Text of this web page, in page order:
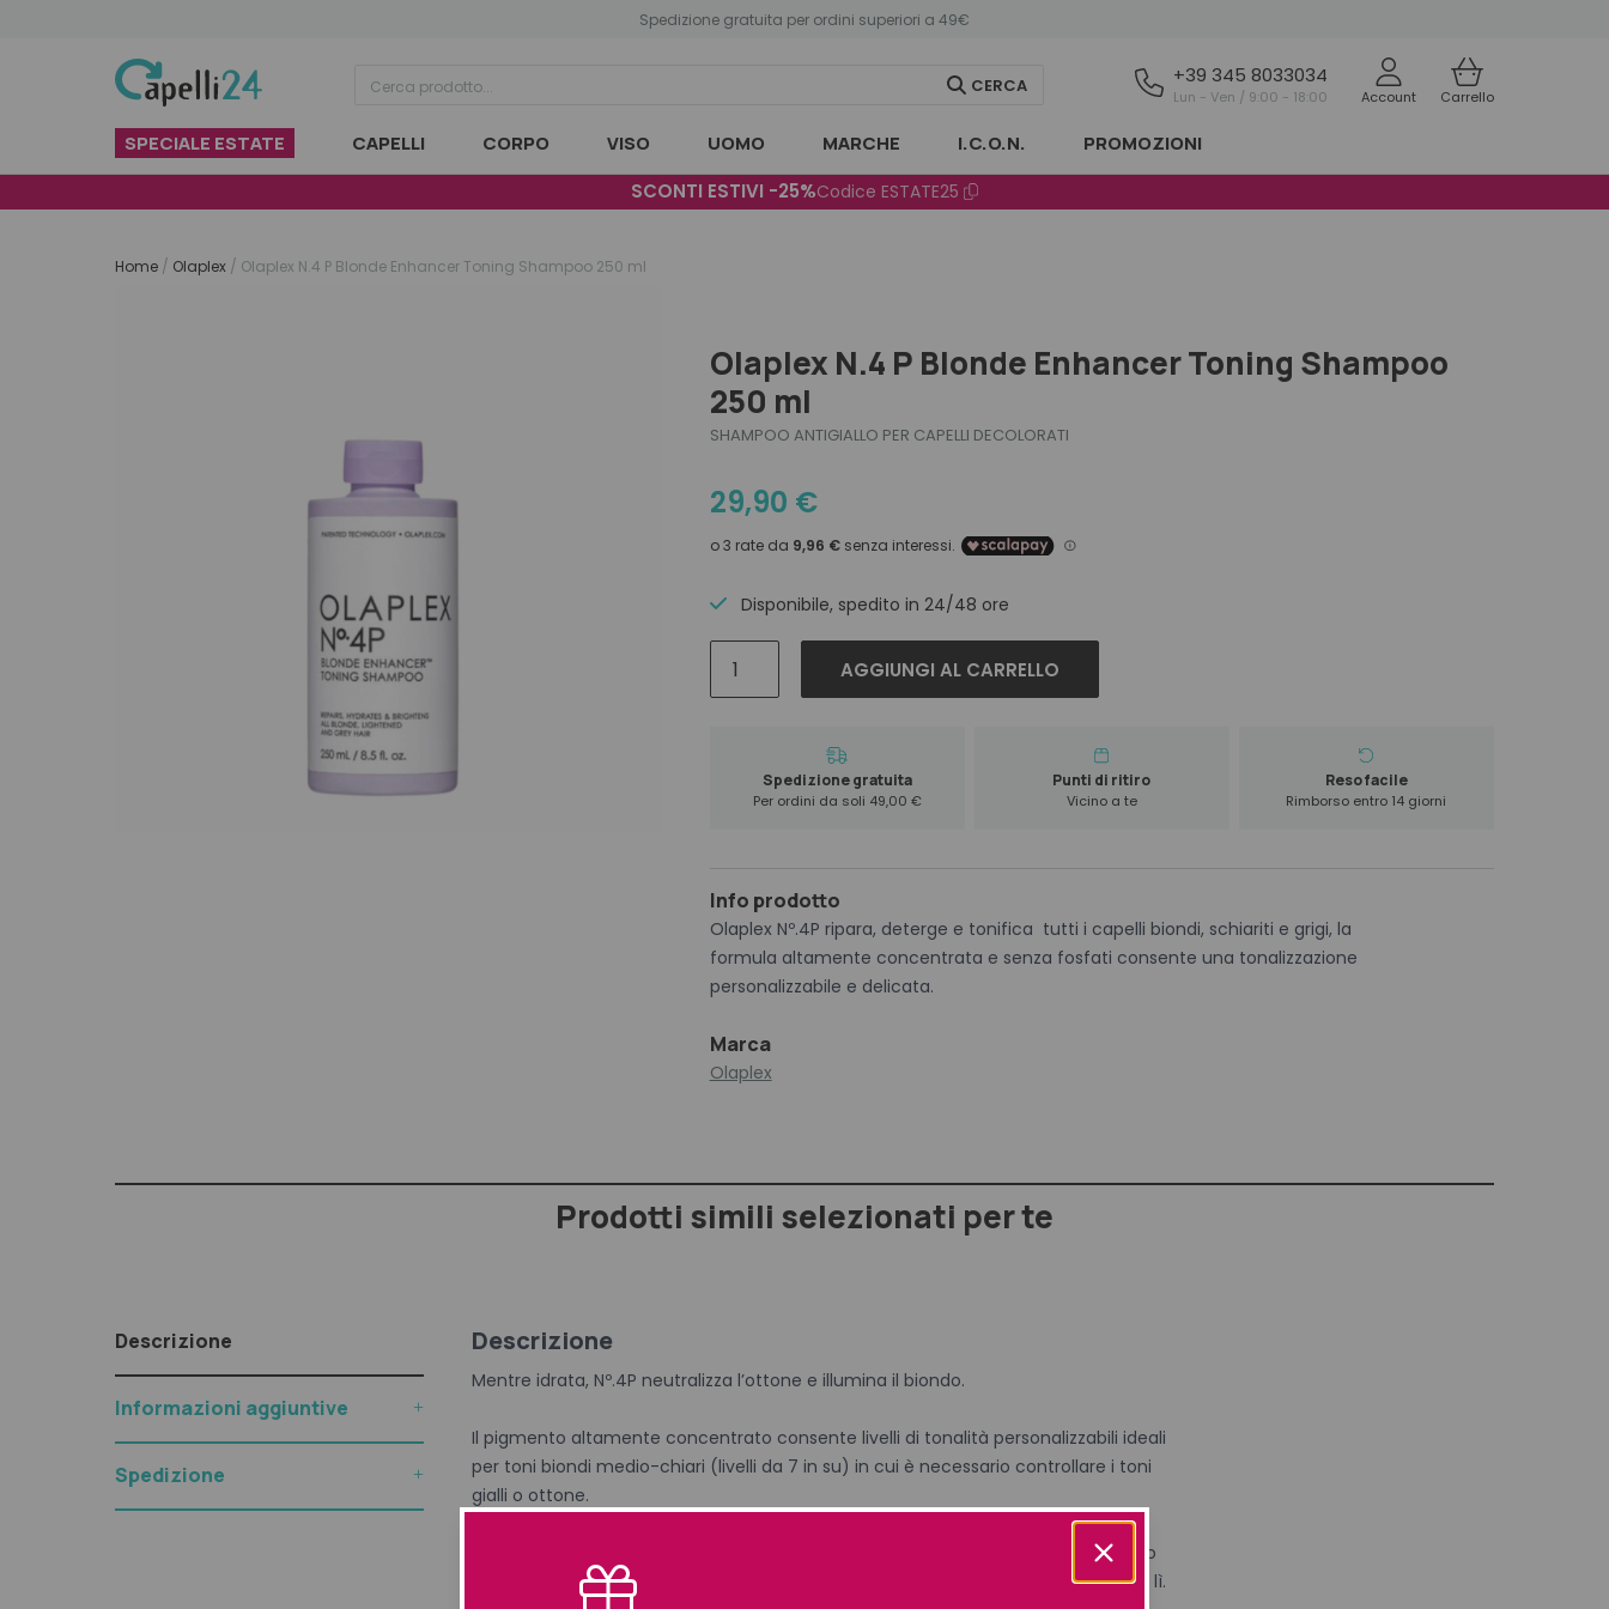
Spedizione gratuita per ordini superiori a 49€
CERCA +39 345 8033034
Lun - Ven / 9:00 - 18:00 Account Carrello
SPECIALE ESTATE CAPELLI CORPO VISO UOMO MARCHE I.C.O.N.
PROMOZIONI
SCONTI ESTIVI -25%Codice ESTATE25
Home / Olaplex / Olaplex N.4 P Blonde Enhancer Toning Shampoo 250 ml
Olaplex N.4 P Blonde Enhancer Toning Shampoo
250 ml
SHAMPOO ANTIGIALLO PER CAPELLI DECOLORATI
29,90 €
Disponibile, spedito in 24/48 ore
N.4
Enhancer
Toning
quantità
AGGIUNGI AL CARRELLO
Spedizione gratuita
Per ordini da soli 49,00 €
Punti di ritiro
Vicino a te
Reso facile
Rimborso entro 14 giorni
Info prodotto
Olaplex Nº.4P ripara, deterge e tonifica tutti i capelli biondi, schiariti e grigi, la
formula altamente concentrata e senza fosfati consente una tonalizzazione
personalizzabile e delicata.
Marca
Olaplex
Prodotti simili selezionati per te
Descrizione
Informazioni aggiuntive
Spedizione
Descrizione
Mentre idrata, Nº.4P neutralizza l’ottone e illumina il biondo.
Il pigmento altamente concentrato consente livelli di tonalità personalizzabili ideali
per toni biondi medio-chiari (livelli da 7 in su) in cui è necessario controllare i toni
gialli o ottone.
Più a lungo tratti il capello con Olaplex Shampoo 4P e più luminoso sarà il risultato
della tonificazione, ma ti consigliamo di iniziare con un minuto e di proseguire da lì.